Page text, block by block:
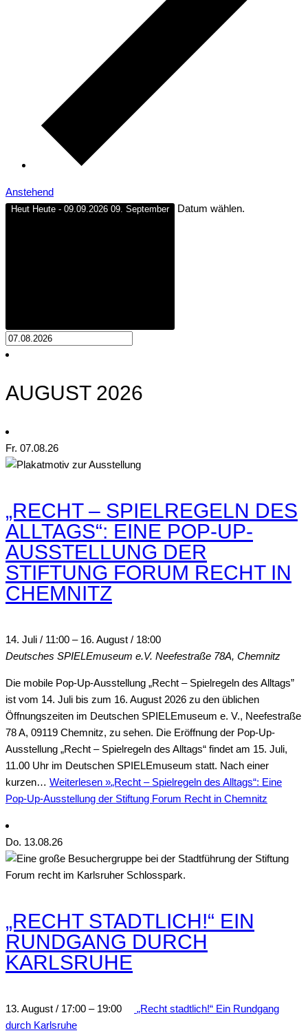
Anstehend
Heut Heute - 09.09.2026 09. September Datum wählen.
AUGUST 2026
Fr. 07.08.26
„RECHT – SPIELREGELN DES
ALLTAGS“: EINE POP-UP-
AUSSTELLUNG DER
STIFTUNG FORUM RECHT IN
CHEMNITZ
14. Juli / 11:00 – 16. August / 18:00
Deutsches SPIELEmuseum e.V. Neefestraße 78A, Chemnitz
Die mobile Pop-Up-Ausstellung „Recht – Spielregeln des Alltags”
ist vom 14. Juli bis zum 16. August 2026 zu den üblichen
Öffnungszeiten im Deutschen SPIELEmuseum e. V., Neefestraße
78 A, 09119 Chemnitz, zu sehen. Die Eröffnung der Pop-Up-
Ausstellung „Recht – Spielregeln des Alltags“ findet am 15. Juli,
11.00 Uhr im Deutschen SPIELEmuseum statt. Nach einer
kurzen… Weiterlesen »„Recht – Spielregeln des Alltags“: Eine
Pop-Up-Ausstellung der Stiftung Forum Recht in Chemnitz
Do. 13.08.26
„RECHT STADTLICH!“ EIN
RUNDGANG DURCH
KARLSRUHE
13. August / 17:00 – 19:00
„Recht stadtlich!“ Ein Rundgang
durch Karlsruhe